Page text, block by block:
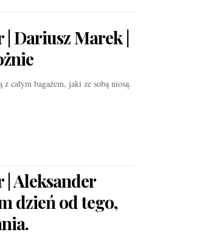
Dariusz Marek |
całym bagażem, jaki ze sobą niosą.
Aleksander
dzień od tego,